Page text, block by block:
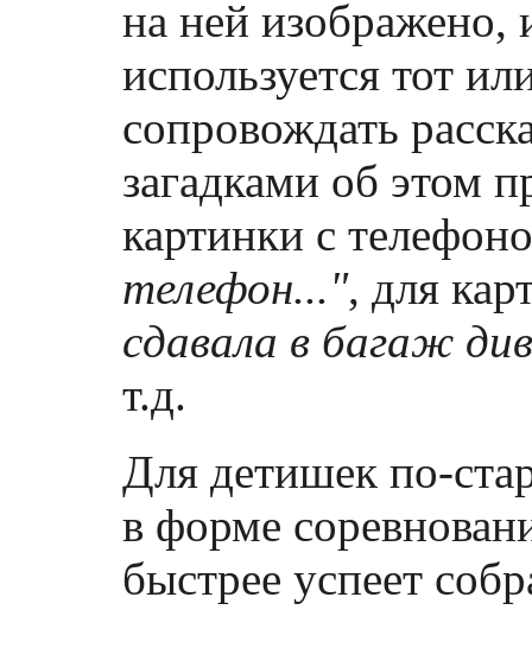
на ней изображено,
используется тот
сопровождать
загадками об этом
картинки с
телефон...", для
сдавала в багаж
т.д.
Для детишек по-
в форме
быстрее успеет